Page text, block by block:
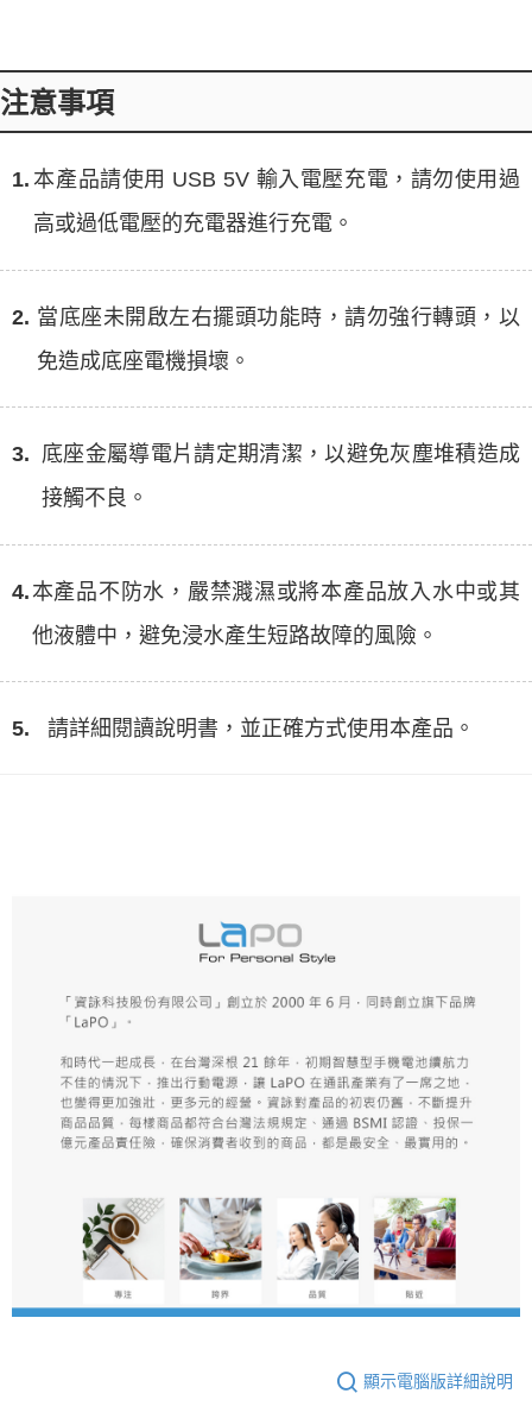
注意事項
1. 本產品請使用 USB 5V 輸入電壓充電，請勿使用過
高或過低電壓的充電器進行充電。
2. 當底座未開啟左右擺頭功能時，請勿強行轉頭，以
免造成底座電機損壞。
3. 底座金屬導電片請定期清潔，以避免灰塵堆積造成
接觸不良。
4.本產品不防水，嚴禁濺濕或將本產品放入水中或其
他液體中，避免浸水產生短路故障的風險。
5. 請詳細閱讀說明書，並正確方式使用本產品。
顯示電腦版詳細說明